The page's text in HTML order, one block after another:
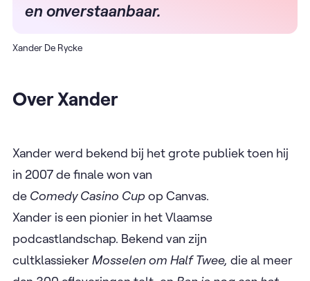
en onverstaanbaar.
Xander De Rycke
Over Xander
Xander werd bekend bij het grote publiek toen hij
in 2007 de finale won van
de Comedy Casino Cupop Canvas.
Xander is een pionier in het Vlaamse
podcastlandschap. Bekend van zijn
cultklassiekerMosselen om Half Twee, die al meer